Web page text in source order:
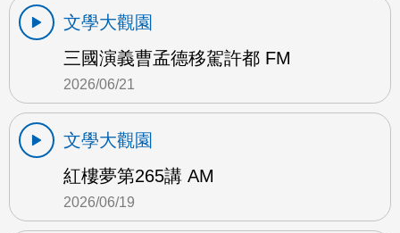
文學大觀園
三國演義曹孟德移駕許都 FM
2026/06/21
文學大觀園
紅樓夢第265講 AM
2026/06/19